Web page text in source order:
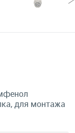
для монтажа